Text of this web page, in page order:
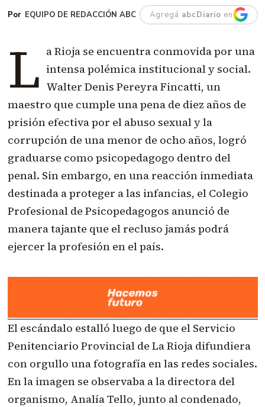
EQUIPO DE REDACCIÓN ABC Agregá abcDiario en
L a Rioja se encuentra conmovida por una
intensa polémica institucional y social.
Walter Denis Pereyra Fincatti, un
maestro que cumple una pena de diez años de
prisión efectiva por el abuso sexual y la
corrupción de una menor de ocho años, logró
graduarse como psicopedagogo dentro del
penal. Sin embargo, en una reacción inmediata
destinada a proteger a las infancias, el Colegio
Profesional de Psicopedagogos anunció de
manera tajante que el recluso jamás podrá
ejercer la profesión en el país.
El escándalo estalló luego de que el Servicio
Penitenciario Provincial de La Rioja difundiera
con orgullo una fotografía en las redes sociales.
En la imagen se observaba a la directora del
organismo, Analía Tello, junto al condenado,